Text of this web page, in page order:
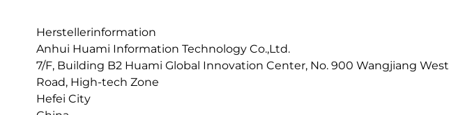
Herstellerinformation
Anhui Huami Information Technology Co.,Ltd.
7/F, Building B2 Huami Global Innovation Center, No. 900 Wangjiang West
Road, High-tech Zone
Hefei City